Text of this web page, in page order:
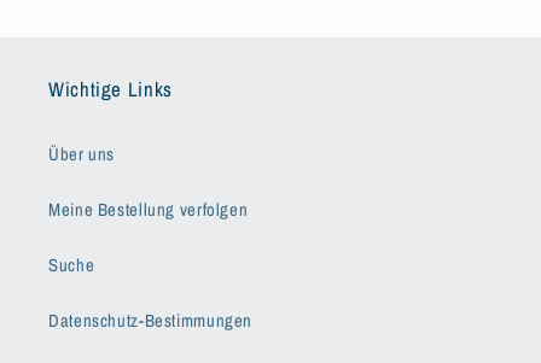
Wichtige Links
Über uns
Meine Bestellung verfolgen
Suche
Datenschutz-Bestimmungen